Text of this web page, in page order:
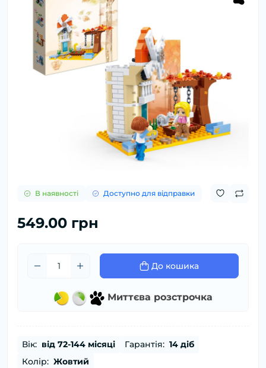
В наявності Доступно для відправки
549.00 грн
До кошика
Миттєва розстрочка
Вік: від 72-144 місяці Гарантія: 14 діб
Колір: Жовтий